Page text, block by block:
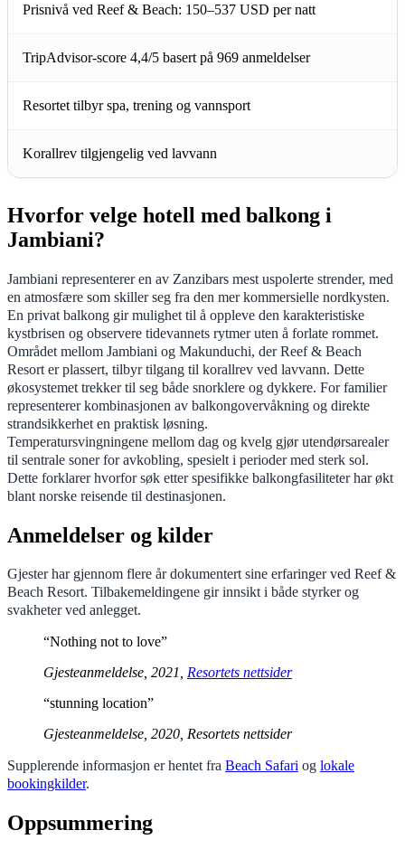
Prisnivå ved Reef & Beach: 150–537 USD per natt
TripAdvisor-score 4,4/5 basert på 969 anmeldelser
Resortet tilbyr spa, trening og vannsport
Korallrev tilgjengelig ved lavvann
Hvorfor velge hotell med balkong i
Jambiani?
Jambiani representerer en av Zanzibars mest uspolerte strender, med
en atmosfære som skiller seg fra den mer kommersielle nordkysten.
En privat balkong gir mulighet til å oppleve den karakteristiske
kystbrisen og observere tidevannets rytmer uten å forlate rommet.
Området mellom Jambiani og Makunduchi, der Reef & Beach
Resort er plassert, tilbyr tilgang til korallrev ved lavvann. Dette
økosystemet trekker til seg både snorklere og dykkere. For familier
representerer kombinasjonen av balkongovervåkning og direkte
strandsikkerhet en praktisk løsning.
Temperatursvingningene mellom dag og kvelg gjør utendørsarealer
til sentrale soner for avkobling, spesielt i perioder med sterk sol.
Dette forklarer hvorfor søk etter spesifikke balkongfasiliteter har økt
blant norske reisende til destinasjonen.
Anmeldelser og kilder
Gjester har gjennom flere år dokumentert sine erfaringer ved Reef &
Beach Resort. Tilbakemeldingene gir innsikt i både styrker og
svakheter ved anlegget.
“Nothing not to love”
Gjesteanmeldelse, 2021, Resortets nettsider
“stunning location”
Gjesteanmeldelse, 2020, Resortets nettsider
Supplerende informasjon er hentet fra Beach Safari og lokale
bookingkilder.
Oppsummering